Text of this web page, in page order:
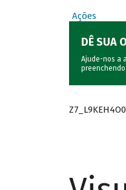
Ações
DÊ SUA
Ajude-nos a